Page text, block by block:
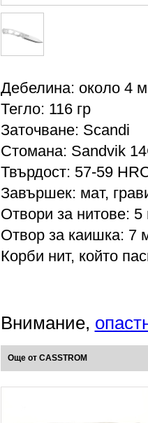
Дебелина: около 4
Тегло: 116 гр
Заточване: Scandi
Стомана: Sandvik
Твърдост: 57-59
Завършек: мат,
Отвори за нитове:
Отвор за каишка: 7
Корби нит, който
Внимание,
Още от CASSTROM